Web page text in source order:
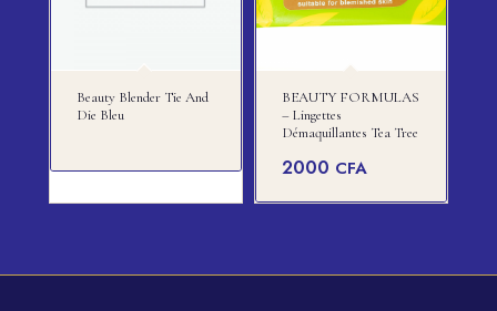
Beauty Blender Tie And
Die Bleu
BEAUTY FORMULAS
– Lingettes
Démaquillantes Tea Tree
2000 CFA